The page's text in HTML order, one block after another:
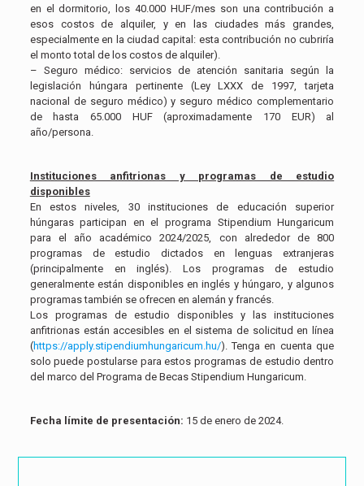
en el dormitorio, los 40.000 HUF/mes son una contribución a
esos costos de alquiler, y en las ciudades más grandes,
especialmente en la ciudad capital: esta contribución no cubriría
el monto total de los costos de alquiler).
– Seguro médico: servicios de atención sanitaria según la
legislación húngara pertinente (Ley LXXX de 1997, tarjeta
nacional de seguro médico) y seguro médico complementario
de hasta 65.000 HUF (aproximadamente 170 EUR) al
año/persona.
Instituciones anfitrionas y programas de estudio
disponibles
En estos niveles, 30 instituciones de educación superior
húngaras participan en el programa Stipendium Hungaricum
para el año académico 2024/2025, con alrededor de 800
programas de estudio dictados en lenguas extranjeras
(principalmente en inglés). Los programas de estudio
generalmente están disponibles en inglés y húngaro, y algunos
programas también se ofrecen en alemán y francés.
Los programas de estudio disponibles y las instituciones
anfitrionas están accesibles en el sistema de solicitud en línea
(https://apply. stipendiumhungaricum.hu/). Tenga en cuenta que
solo puede postularse para estos programas de estudio dentro
del marco del Programa de Becas Stipendium Hungaricum.
Fecha límite de presentación: 15 de enero de 2024.